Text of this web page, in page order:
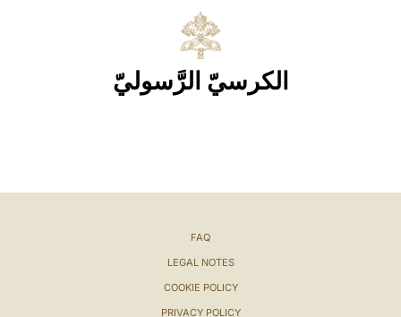
الكرسيّ الرَّسوليّ
FAQ
LEGAL NOTES
COOKIE POLICY
PRIVACY POLICY